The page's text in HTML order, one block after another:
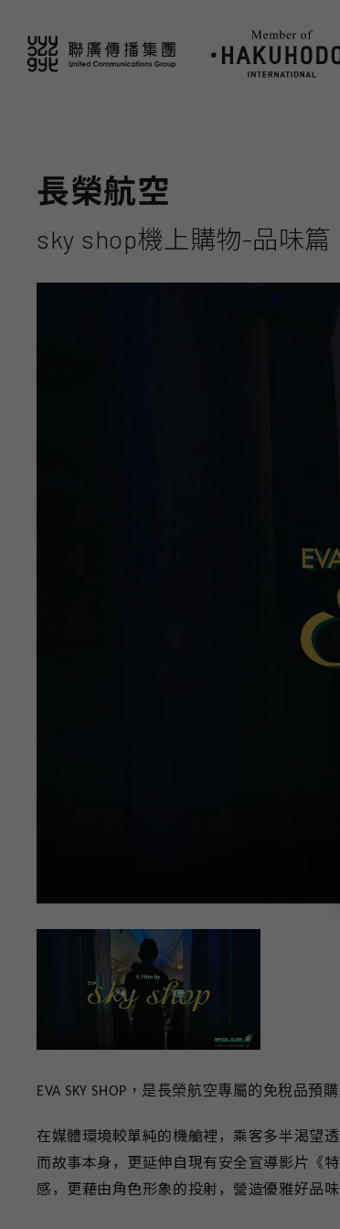
長榮航空
sky shop機上購物-品味篇
EVA SKY SHOP ，是長榮航空專屬的免稅品預
在媒體環境較單純的機艙裡，乘客多半渴望
而故事本身，更延伸自現有安全宣導影片《
感，更藉由角色形象的投射，營造優雅好品味